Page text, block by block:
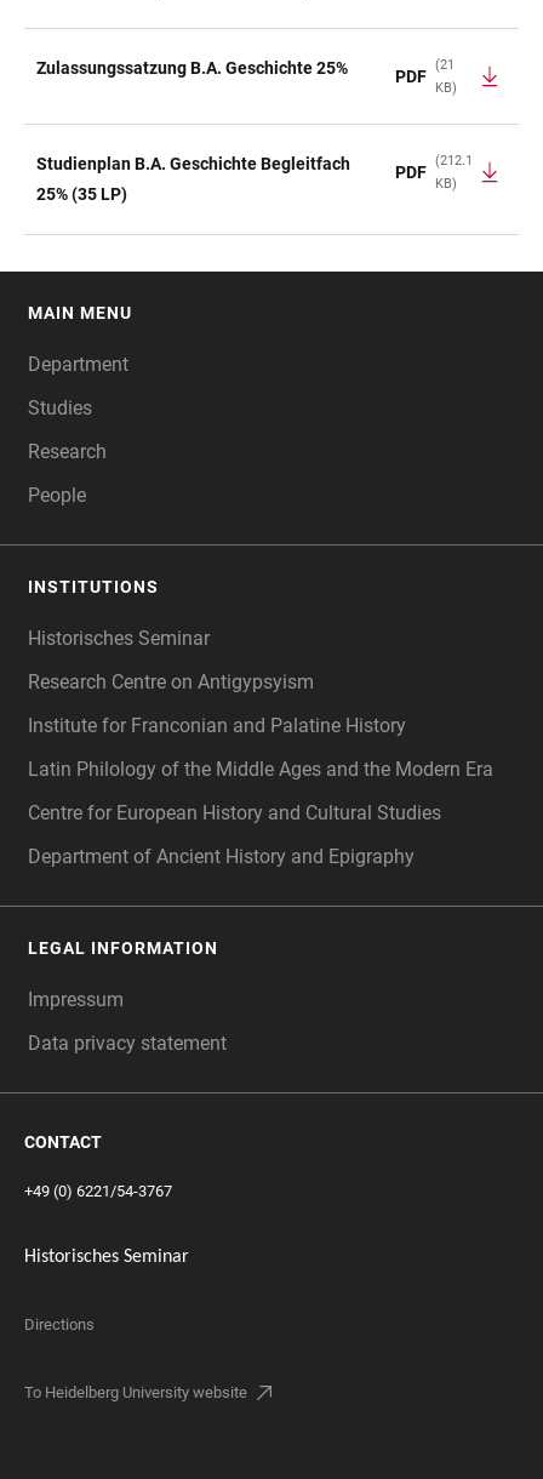
Zulassungssatzung B.A. Geschichte 25% PDF
(21
KB)
Studienplan B.A. Geschichte Begleitfach
25% (35 LP)
PDF
(212.1
KB)
MAIN MENU
Department
Studies
Research
People
INSTITUTIONS
Historisches Seminar
Research Centre on Antigypsyism
Institute for Franconian and Palatine History
Latin Philology of the Middle Ages and the Modern Era
Centre for European History and Cultural Studies
Department of Ancient History and Epigraphy
LEGAL INFORMATION
Impressum
Data privacy statement
CONTACT
+49 (0) 6221/54-3767
Historisches Seminar
Directions
To Heidelberg University website